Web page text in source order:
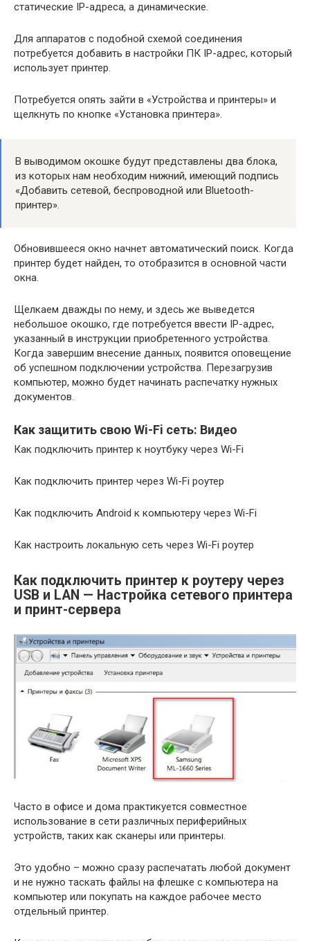
статические IP-адреса, а динамические.
Для аппаратов с подобной схемой соединения
потребуется добавить в настройки ПК IP-адрес, который
использует принтер.
Потребуется опять зайти в «Устройства и принтеры» и
щелкнуть по кнопке «Установка принтера».
В выводимом окошке будут представлены два блока,
из которых нам необходим нижний, имеющий подпись
«Добавить сетевой, беспроводной или Bluetooth-
принтер».
Обновившееся окно начнет автоматический поиск. Когда
принтер будет найден, то отобразится в основной части
окна.
Щелкаем дважды по нему, и здесь же выведется
небольшое окошко, где потребуется ввести IP-адрес,
указанный в инструкции приобретенного устройства.
Когда завершим внесение данных, появится оповещение
об успешном подключении устройства. Перезагрузив
компьютер, можно будет начинать распечатку нужных
документов.
Как защитить свою Wi-Fi сеть: Видео
Как подключить принтер к ноутбуку через Wi-Fi
Как подключить принтер через Wi-Fi роутер
Как подключить Android к компьютеру через Wi-Fi
Как настроить локальную сеть через Wi-Fi роутер
Как подключить принтер к роутеру через
USB и LAN — Настройка сетевого принтера
и принт-сервера
Часто в офисе и дома практикуется совместное
использование в сети различных периферийных
устройств, таких как сканеры или принтеры.
Это удобно – можно сразу распечатать любой документ
и не нужно таскать файлы на флешке с компьютера на
компьютер или покупать на каждое рабочее место
отдельный принтер.